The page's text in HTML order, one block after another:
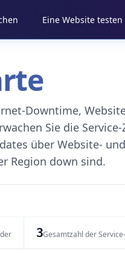
Eine Website testen
Downtime,
Sie die
über Website-
Region down sind.
3Gesamtzahl der